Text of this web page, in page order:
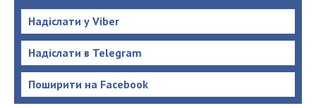
Надіслати у Viber
Надіслати в Telegram
Поширити на Facebook